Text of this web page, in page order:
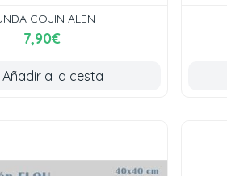
COJIN ALEN
7,90€
Añadir a la cesta